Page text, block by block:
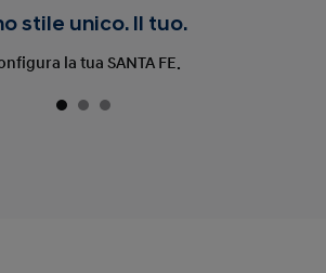
stile unico. Il tuo.
la tua SANTA FE.